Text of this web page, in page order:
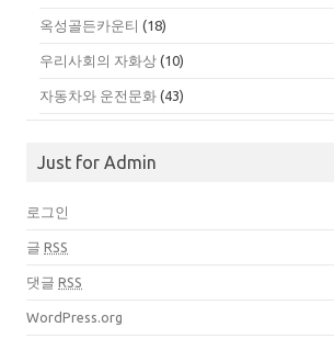
옥성골든카운티 (18)
우리사회의 자화상 (10)
자동차와 운전문화 (43)
Just for Admin
로그인
글 RSS
댓글 RSS
WordPress.org